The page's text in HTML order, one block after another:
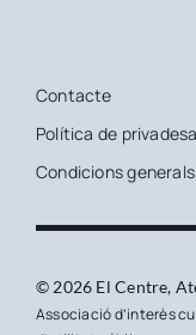
Contacte
Política de privadesa
Condicions
© 2026 El Centre,
Associació d’interès